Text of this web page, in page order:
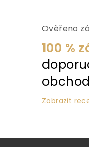
Ověřeno
100 %
obchod
Zobrazit